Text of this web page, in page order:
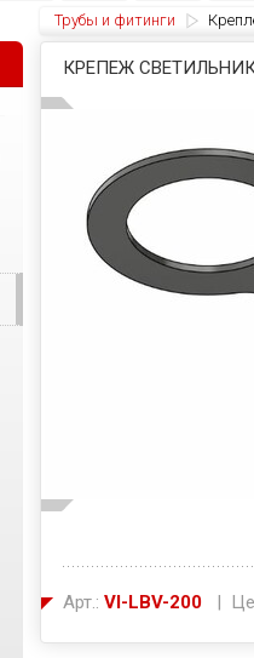
Трубы и фитинги
КРЕПЕЖ
Арт.: VI-LBV-200 |